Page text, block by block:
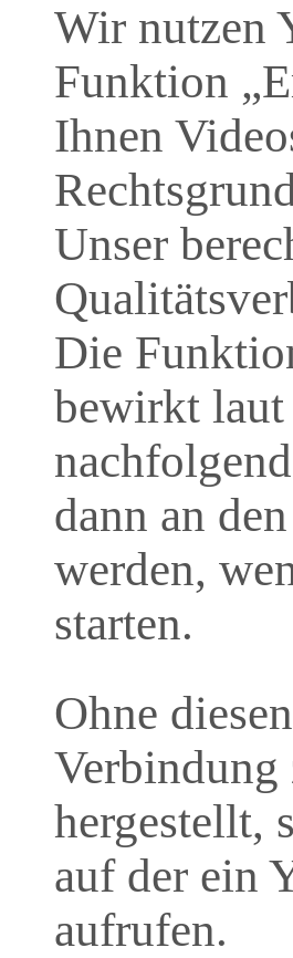
Wir nutzen
Funktion
Ihnen
Unser
Die
bewirkt laut
dann an
werden,
starten.
Ohne
Verbindung
hergestellt,
auf der ein
aufrufen.